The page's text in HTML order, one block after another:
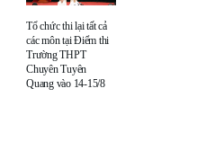
Tổ chức thi lại tất cả
các môn tại Điểm thi
Trường THPT
Chuyên Tuyên
Quang vào 14-15/8